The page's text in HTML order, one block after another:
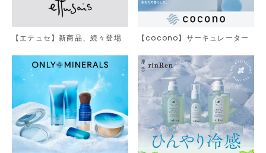
【エテュセ】新商品、続々登場 【cocono】サーキュレーター